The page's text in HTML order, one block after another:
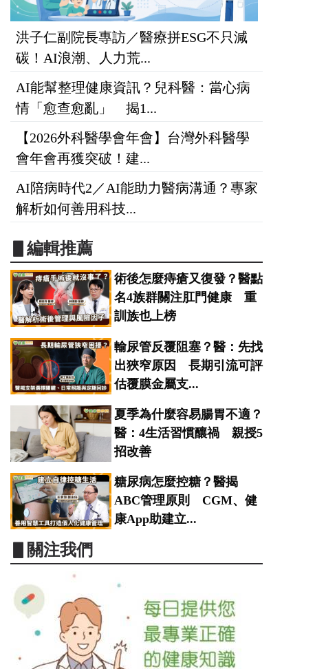
洪子仁副院長專訪／醫療拼ESG不只減
碳！AI浪潮、人力荒...
AI能幫整理健康資訊？兒科醫：當心病
情「愈查愈亂」 揭1...
【2026外科醫學會年會】台灣外科醫學
會年會再獲突破！建...
AI陪病時代2／AI能助力醫病溝通？專家
解析如何善用科技...
▋編輯推薦
術後怎麼痔瘡又復發？醫點
名4族群關注肛門健康 重
訓族也上榜
輸尿管反覆阻塞？醫：先找
出狹窄原因 長期引流可評
估覆膜金屬支...
夏季為什麼容易腸胃不適？
醫：4生活習慣釀禍 親授5
招改善
糖尿病怎麼控糖？醫揭
ABC管理原則 CGM、健
康App助建立...
▋關注我們